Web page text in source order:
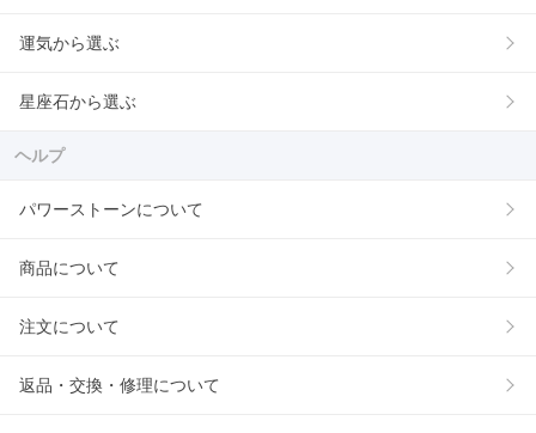
運気から選ぶ
星座石から選ぶ
ヘルプ
パワーストーンについて
商品について
注文について
返品・交換・修理について